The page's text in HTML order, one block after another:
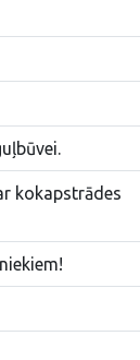
kokapstrādes